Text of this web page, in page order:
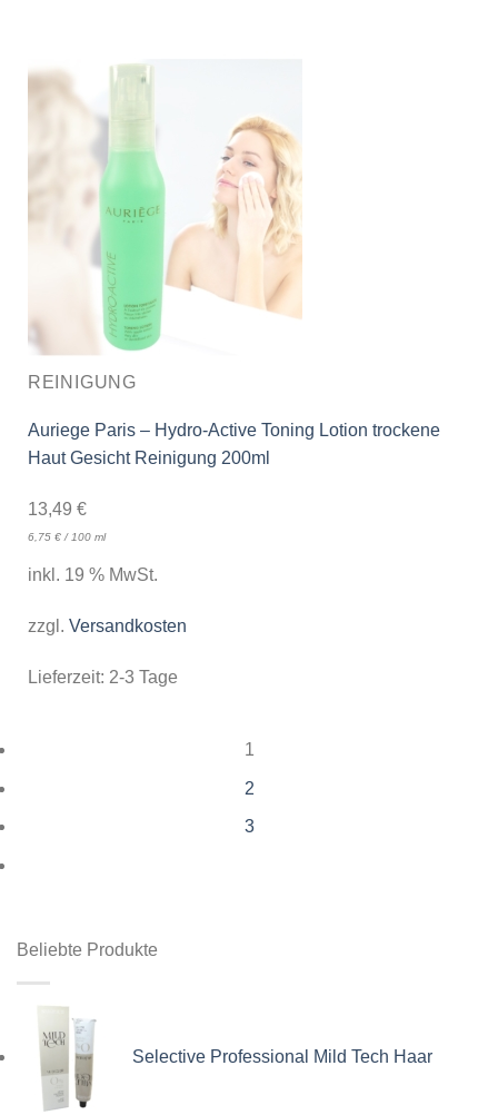
REINIGUNG
Auriege Paris – Hydro-Active Toning Lotion trockene
Haut Gesicht Reinigung 200ml
13,49 €
6,75 €/ 100 ml
inkl. 19 % MwSt.
zzgl. Versandkosten
Lieferzeit: 2-3 Tage
1
2
3
Beliebte Produkte
Selective Professional Mild Tech Haar